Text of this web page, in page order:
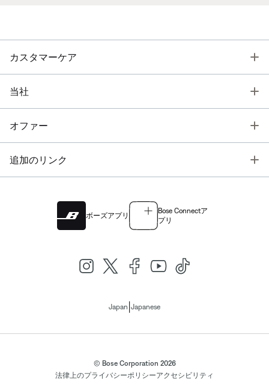
カスタマーケア
当社
オファー
追加のリンク
ボーズアプリ
Bose Connectア
プリ
Japan Japanese
© Bose Corporation 2026
法律上のプライバシーポリシーアクセシビリティ